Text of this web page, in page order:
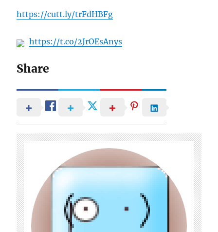
https://cutt.ly/trFdHBFg
https://t.co/2JrOEsAnys
Share